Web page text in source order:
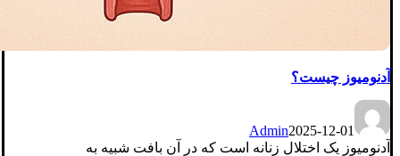
آدنومیوز چیست؟
Admin2025-12-01
آدنومیوز یک اختلال زنانه است که در آن بافت شبیه به